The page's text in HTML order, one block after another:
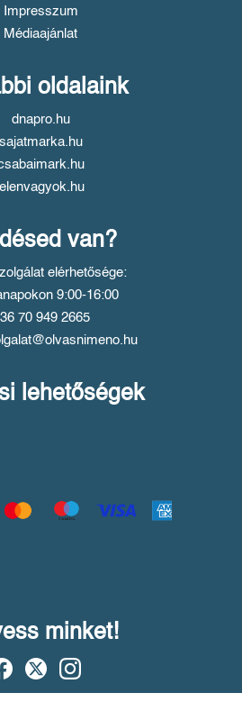
Impresszum
Médiaajánlat
oldalaink
dnapro.hu
sajatmarka.hu
van?
elérhetősége:
9:00-16:00
70 949 2665
lehetőségek
minket!